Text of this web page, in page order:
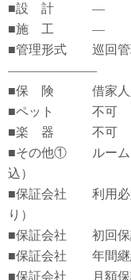
■設 計 ―
■施 工 ―
■管理形式 巡回管
―――――――
■保 険 借家人賠
■ペット 不可
■楽 器 不可
■その他① ルームク
込）
■保証会社 利用必
り）
■保証会社 初回保
■保証会社 年間継
■保証会社 月額保